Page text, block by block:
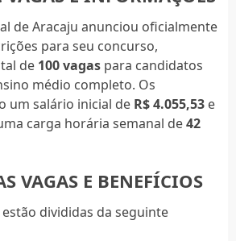
de Aracaju anunciou oficialmente
para seu concurso,
de 100 vagaspara candidatos
médio completo. Os
um salário inicial de R$ 4.055,53e
carga horária semanal de42
VAGAS E BENEFÍCIOS
divididas da seguinte